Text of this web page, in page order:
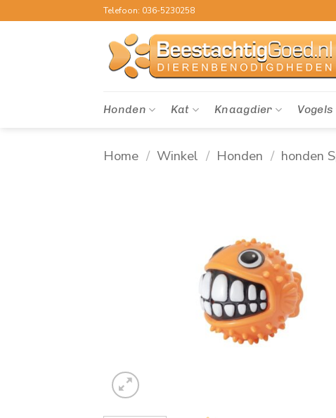
naar
Telefoon: 036-5230258
Honden Kat Knaagdier Vogels
Home / Winkel / Honden / honden